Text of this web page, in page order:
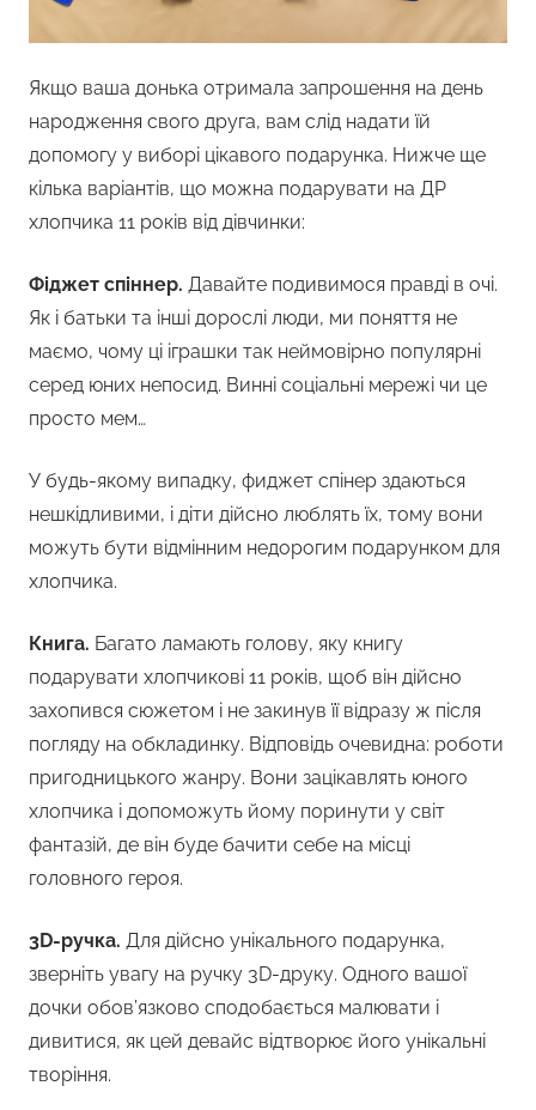
Якщо ваша донька отримала запрошення на день
народження свого друга, вам слід надати їй
допомогу у виборі цікавого подарунка. Нижче ще
кілька варіантів, що можна подарувати на ДР
хлопчика 11 років від дівчинки:
Фіджет спіннер. Давайте подивимося правді в очі.
Як і батьки та інші дорослі люди, ми поняття не
маємо, чому ці іграшки так неймовірно популярні
серед юних непосид. Винні соціальні мережі чи це
просто мем…
У будь-якому випадку, фиджет спінер здаються
нешкідливими, і діти дійсно люблять їх, тому вони
можуть бути відмінним недорогим подарунком для
хлопчика.
Книга. Багато ламають голову, яку книгу
подарувати хлопчикові 11 років, щоб він дійсно
захопився сюжетом і не закинув її відразу ж після
погляду на обкладинку. Відповідь очевидна: роботи
пригодницького жанру. Вони зацікавлять юного
хлопчика і допоможуть йому поринути у світ
фантазій, де він буде бачити себе на місці
головного героя.
3D-ручка. Для дійсно унікального подарунка,
зверніть увагу на ручку 3D-друку. Одного вашої
дочки обов’язково сподобається малювати і
дивитися, як цей девайс відтворює його унікальні
творіння.